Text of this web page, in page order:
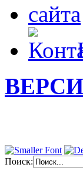
Поиск: